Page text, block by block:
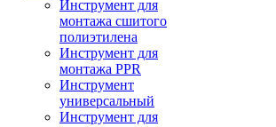
Инструмент для
монтажа сшитого
полиэтилена
Инструмент для
монтажа PPR
Инструмент
универсальный
Инструмент для